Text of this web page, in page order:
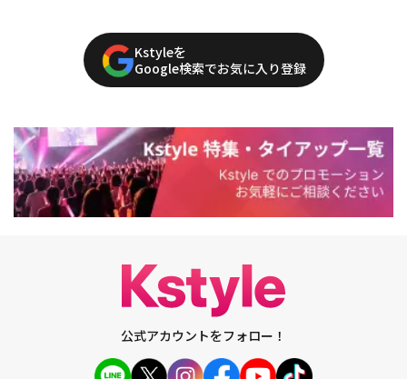
Kstyleを
Google検索でお気に入り登録
公式アカウントをフォロー！